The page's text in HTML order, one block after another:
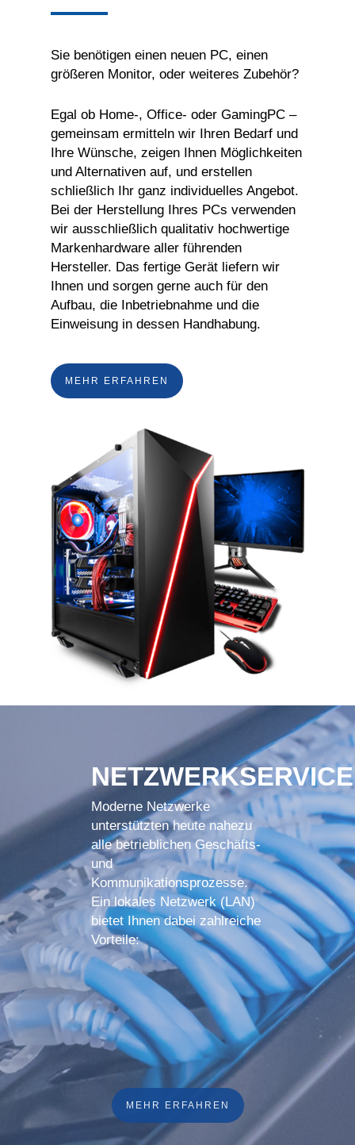
Sie benötigen einen neuen PC, einen
größeren Monitor, oder weiteres Zubehör?
Egal ob Home-, Office- oder GamingPC –
gemeinsam ermitteln wir Ihren Bedarf und
Ihre Wünsche, zeigen Ihnen Möglichkeiten
und Alternativen auf, und erstellen
schließlich Ihr ganz individuelles Angebot.
Bei der Herstellung Ihres PCs verwenden
wir ausschließlich qualitativ hochwertige
Markenhardware aller führenden
Hersteller. Das fertige Gerät liefern wir
Ihnen und sorgen gerne auch für den
Aufbau, die Inbetriebnahme und die
Einweisung in dessen Handhabung.
MEHR ERFAHREN
NETZWERKSERVICE
Moderne Netzwerke
unterstützten heute nahezu
alle betrieblichen Geschäfts-
und
Kommunikationsprozesse.
Ein lokales Netzwerk (LAN)
bietet Ihnen dabei zahlreiche
Vorteile:
MEHR ERFAHREN